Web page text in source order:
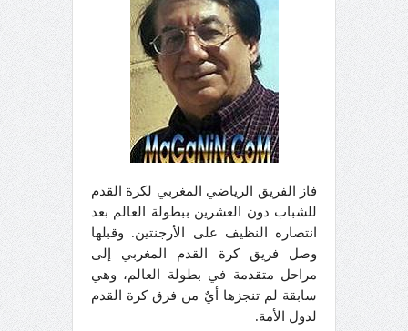
فاز الفريق الرياضي المغربي لكرة القدم
للشباب دون العشرين ببطولة العالم بعد
انتصاره النظيف على الأرجنتين. وقبلها
وصل فريق كرة القدم المغربي إلى
مراحل متقدمة في بطولة العالم، وهي
سابقة لم تنجزها أيٌ من فرق كرة القدم
لدول الأمة.